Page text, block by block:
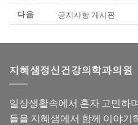
다음
공지사항 게시판
지혜샘정신건강의학과의원
일상생활속에서 혼자 고민하
들을 지혜샘에서 함께 이야기